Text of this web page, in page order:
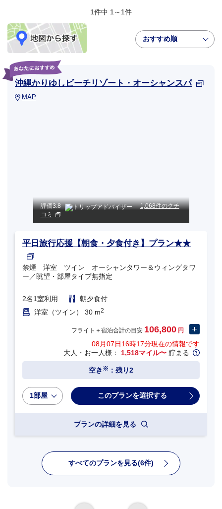
1件中 1～1件
おすすめ順
沖縄かりゆしビーチリゾート・オーシャンスパ
MAP
評価3.8
1,068件のクチ
コミ
平日旅行応援【朝食・夕食付き】プラン★★
禁煙 洋室 ツイン オーシャンタワー＆ウィングタワ
ー／眺望・部屋タイプ無指定
2名1室利用
朝夕食付
洋室（ツイン） 30 m2
フライト＋宿泊合計の目安 106,800 円
08月07日16時17分現在の情報です
大人・お一人様： 1,518マイル〜 貯まる
空き ※ ：残り2
1部屋
プランの詳細を見る
すべてのプランを見る(6件)